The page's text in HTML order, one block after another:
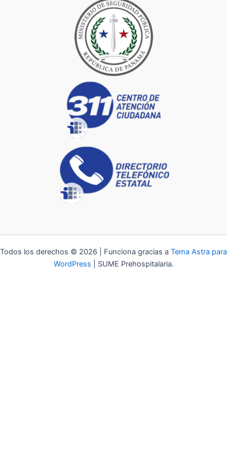
Todos los derechos © 2026 | Funciona gracias a Tema Astra para
WordPress | SUME Prehospitalaria.